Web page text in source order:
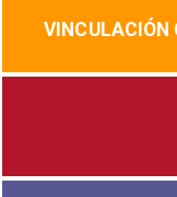
VINCULACIÓN